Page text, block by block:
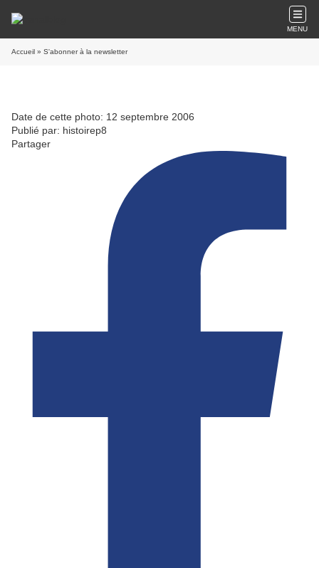
MENU
Accueil » S'abonner à la newsletter
Date de cette photo: 12 septembre 2006
Publié par: histoirep8
Partager